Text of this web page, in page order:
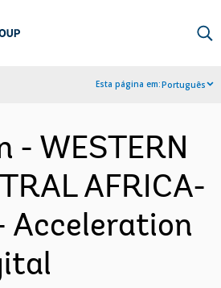
Esta página em:Português
- WESTERN
AFRICA-
Acceleration